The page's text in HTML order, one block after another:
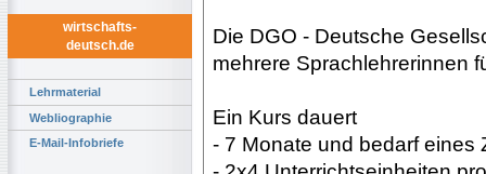
wirtschafts-
deutsch.de
Lehrmaterial
Webliographie
E-Mail-Infobriefe
Die DGO - Deutsche
mehrere Sprachlehrerinnen
Ein Kurs dauert
- 7 Monate und bedarf eines